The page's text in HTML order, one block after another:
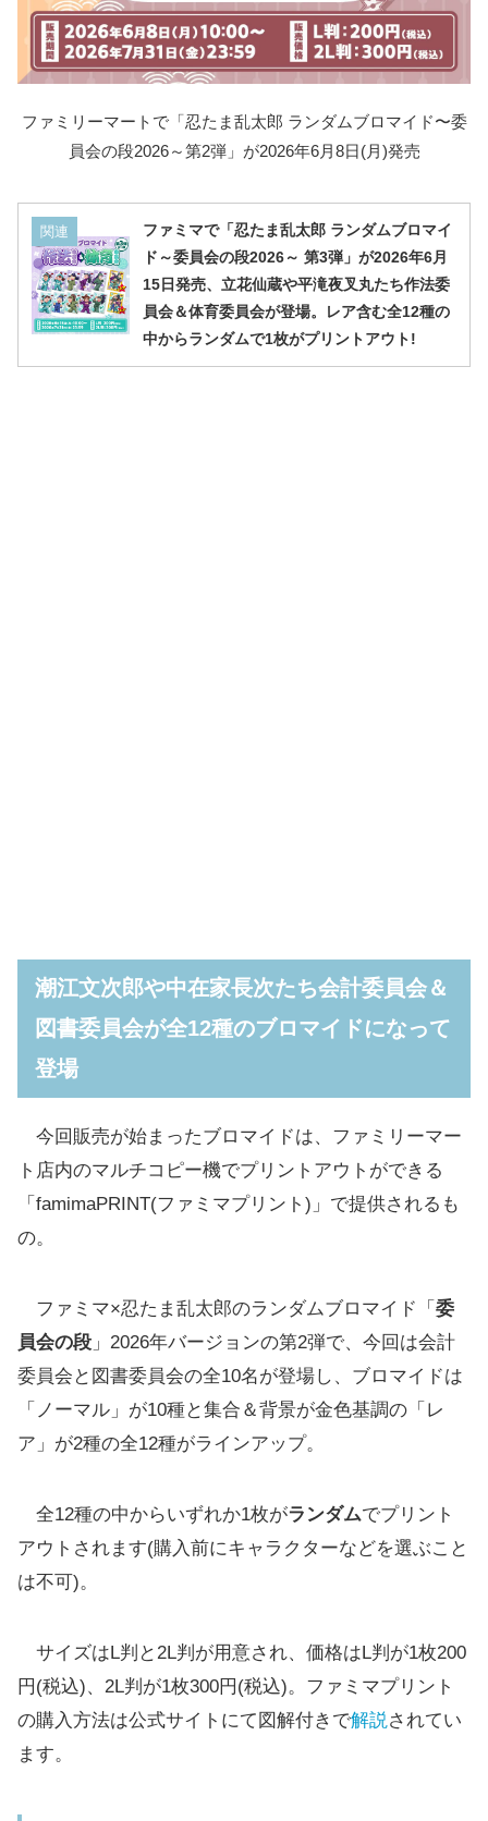
ファミリーマートで「忍たま乱太郎 ランダムブロマイド〜委
員会の段2026～第2弾」が2026年6月8日(月)発売
関連
ファミマで「忍たま乱太郎 ランダムブロマイ
ド～委員会の段2026～ 第3弾」が2026年6月
15日発売、立花仙蔵や平滝夜叉丸たち作法委
員会＆体育委員会が登場。レア含む全12種の
中からランダムで1枚がプリントアウト!
潮江文次郎や中在家長次たち会計委員会＆
図書委員会が全12種のブロマイドになって
登場
今回販売が始まったブロマイドは、ファミリーマー
ト店内のマルチコピー機でプリントアウトができる
「famimaPRINT(ファミマプリント)」で提供されるも
の。
ファミマ×忍たま乱太郎のランダムブロマイド「 委
員会の段 」2026年バージョンの第2弾で、今回は会計
委員会と図書委員会の全10名が登場し、ブロマイドは
「ノーマル」が10種と集合＆背景が金色基調の「レ
ア」が2種の全12種がラインアップ。
全12種の中からいずれか1枚がランダムでプリント
アウトされます(購入前にキャラクターなどを選ぶこと
は不可)。
サイズはL判と2L判が用意され、価格はL判が1枚200
円(税込)、2L判が1枚300円(税込)。ファミマプリント
の購入方法は公式サイトにて図解付きで解説されてい
ます。